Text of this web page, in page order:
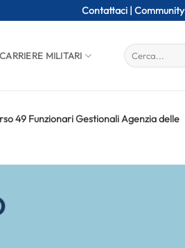
Contattaci | Community
CARRIERE MILITARI
49 Funzionari Gestionali Agenzia delle